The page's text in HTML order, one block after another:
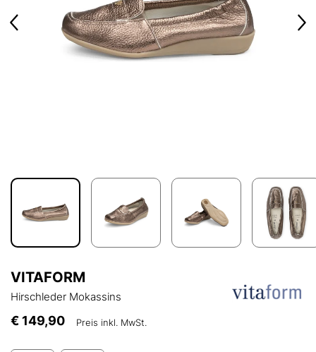
VITAFORM
Hirschleder Mokassins
€ 149,90 Preis inkl. MwSt.